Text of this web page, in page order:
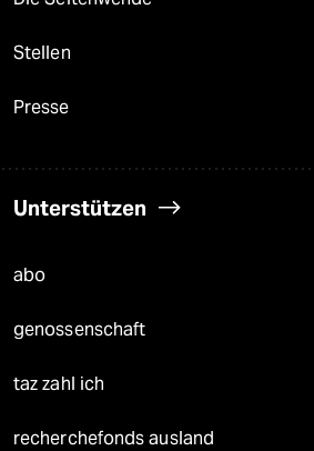
Stellen
Presse
Unterstützen
abo
genossenschaft
taz zahl ich
recherchefonds ausland